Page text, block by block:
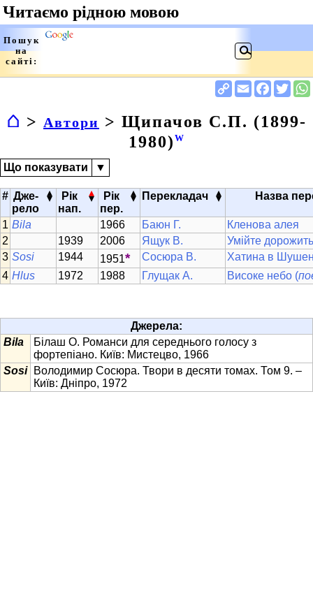
⌂ > Автори > Щипачов С.П. (1899-
1980) W
Що показувати ▼
# Дже-
рело
▴
▾
Рік
нап.
▴
▾
Рік
пер.
▴
▾ Перекладач ▴
▾ Назва
Bila 1966 Баюн Г.
Кленова алея
1939
2006 Ящук В.
Умійте
Sosi
1944 1951* Сосюра В.
Хатина в
Hlus
1972 1988 Глущак А. Високе небо (
Джерела:
Bila
Білаш О. Романси для середнього голосу з
фортепіано. Київ: Мистецво, 1966
Sosi
Володимир Сосюра. Твори в десяти томах. Том 9. –
Київ: Дніпро, 1972